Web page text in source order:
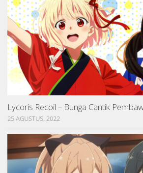
Lycoris Recoil – Bunga Cantik
25 AGUSTUS, 2022